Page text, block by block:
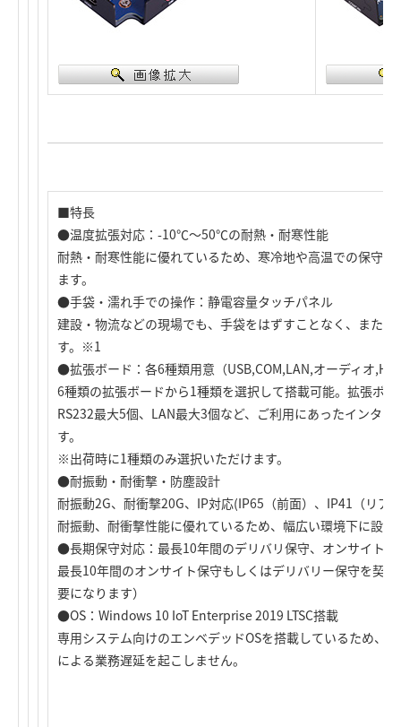
■特長
●温度拡張対応：-10℃～50℃の耐熱・耐寒性能
耐熱・耐寒性能に優れているため、寒冷地や高温での保守
ます。
●手袋・濡れ手での操作：静電容量タッチパネル
建設・物流などの現場でも、手袋をはずすことなく、また
す。※1
●拡張ボード：各6種類用意（USB,COM,LAN,オーディオ
6種類の拡張ボードから1種類を選択して搭載可能。拡張ボ
RS232最大5個、LAN最大3個など、ご利用にあったインタ
す。
※出荷時に1種類のみ選択いただけます。
●耐振動・耐衝撃・防塵設計
耐振動2G、耐衝撃20G、IP対応(IP65（前面）、IP41（リア
耐振動、耐衝撃性能に優れているため、幅広い環境下に設
●長期保守対応：最長10年間のデリバリ保守、オンサイト保
最長10年間のオンサイト保守もしくはデリバリー保守を契
要になります）
●OS：Windows 10 IoT Enterprise 2019 LTSC搭載
専用システム向けのエンベデッドOSを搭載しているため、
による業務遅延を起こしません。